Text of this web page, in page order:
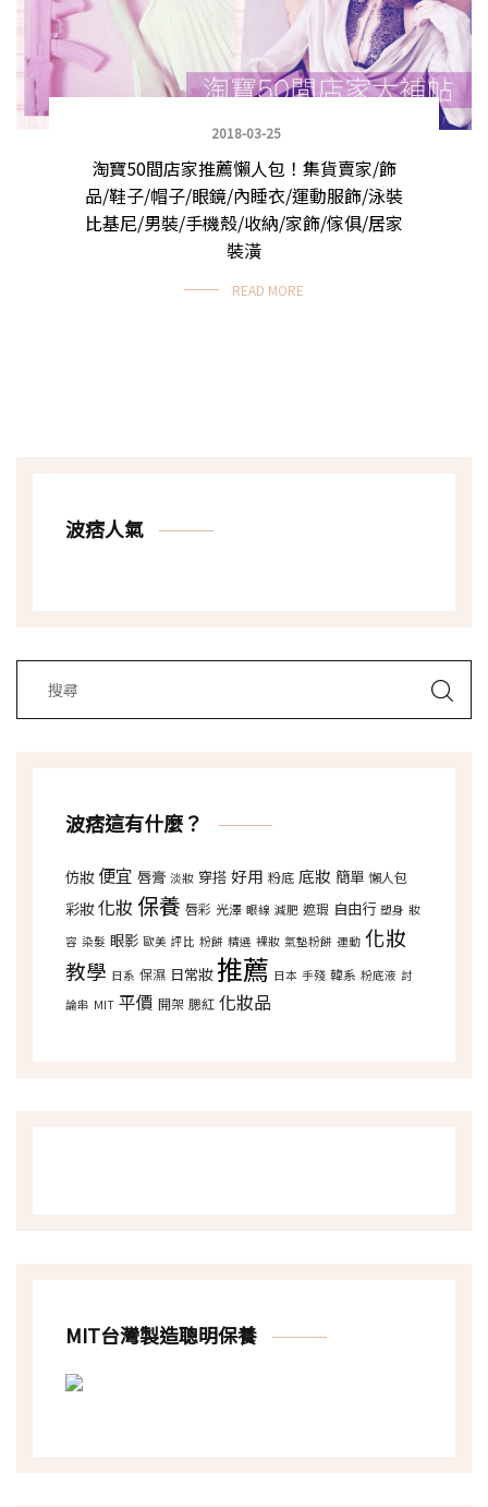
2018-03-25
淘寶50間店家推薦懶人包！集貨賣家/飾
品/鞋子/帽子/眼鏡/內睡衣/運動服飾/泳裝
比基尼/男裝/手機殼/收納/家飾/傢俱/居家
裝潢
READ MORE
波痞人氣
波痞這有什麼？
仿妝 便宜 唇膏 淡妝 穿搭 好用 粉底 底妝 簡單 懶人包
彩妝 化妝 保養 唇彩 光澤 眼線 減肥 遮瑕 自由行 塑身 妝
容 染髮 眼影 歐美 評比 粉餅 精選 裸妝 氣墊粉餅 運動 化妝
教學 日系 保濕 日常妝 推薦 日本 手殘 韓系 粉底液 討
論串 MIT 平價 開架 腮紅 化妝品
MIT台灣製造聰明保養